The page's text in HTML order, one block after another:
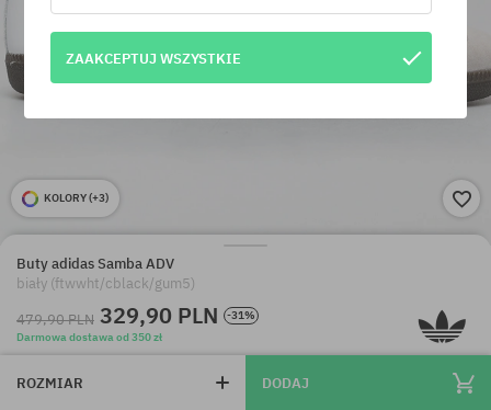
KOLORY (+3)
Buty adidas Samba ADV
biały (ftwwht/cblack/gum5)
479,90 PLN 329,90 PLN
-31%
Darmowa dostawa od 350 zł
ROZMIAR DODAJ
ZAAKCEPTUJ WSZYSTKIE